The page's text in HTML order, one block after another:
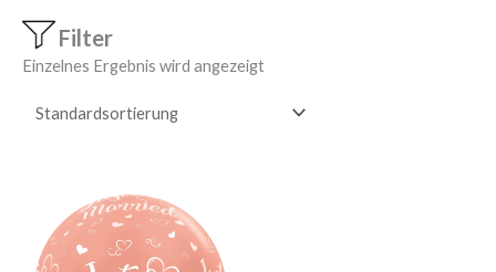
Filter
Einzelnes Ergebnis wird angezeigt